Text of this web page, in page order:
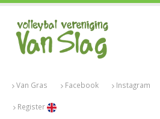
Van Gras Facebook Instagram
Register